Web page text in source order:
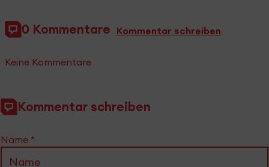
0 Kommentare Kommentar schreiben
Keine Kommentare
Kommentar schreiben
Name *